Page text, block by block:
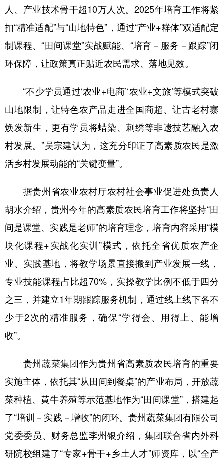
人、产业技术骨干超10万人次。2025年培育工作将紧
扣“精准适配”与“山地特色”，通过“产业+群体”双适配定
制课程、“田间课堂”实战赋能、“培育－服务－跟踪”闭
环保障，让政策真正贴近农民需求、落地见效。
“不少学员通过‘农业+电商’‘农业+文旅’等模式突破
山地限制，让特色农产品走进全国商超、让古老村寨
焕发新生，更有学员将蜡染、刺绣等非遗技艺融入农
村发展。”吴宗建认为，这充分印证了高素质农民是激
活乡村发展动能的“关键变量”。
据贵州省农业农村厅农村社会事业促进处负责人
胡水介绍，贵州今年的高素质农民培育工作将坚持“田
间是课堂、实践是老师”的培育理念，培育内容采用“模
块化课程+实战化实训”模式，依托全省优质农产企
业、实践基地，将教学场景直接搬到产业发展一线，
专业技能课程占比超70%，实操教学比例不低于四分
之三，并建立1年期跟踪服务机制，通过线上线下各不
少于2次的精准服务，确保“学得会、用得上、能增
收”。
贵州蔬菜集团作为贵州省高素质农民培育的重要
实施主体，依托其“从田间到餐桌”的产业布局，开放蔬
菜种植、黄牛养殖等示范基地作为“田间课堂”，搭建起
了“培训－实践－增收”的闭环。贵州蔬菜集团有限公司
党委委员、财务总监李州银介绍，集团联合省内外科
研院校组建了“专家+骨干+乡土人才”师资库，以“全产